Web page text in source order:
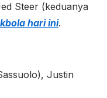
Steer (keduanya
hari ini.
Justin